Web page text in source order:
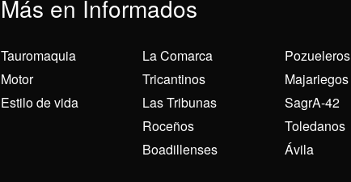
Más en Informados
Tauromaquia
Motor
Estilo de vida
La Comarca
Tricantinos
Las Tribunas
Roceños
Boadillenses
Pozueleros
Majariegos
SagrA-42
Toledanos
Ávila